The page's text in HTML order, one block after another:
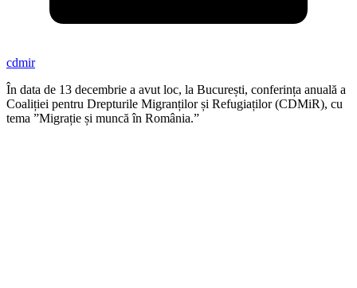
cdmir
În data de 13 decembrie a avut loc, la București, conferința anuală a
Coaliției pentru Drepturile Migranților și Refugiaților (CDMiR), cu
tema ”Migrație și muncă în România.”